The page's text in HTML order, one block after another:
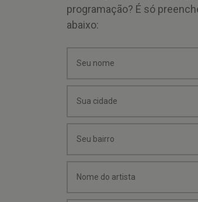
programação? É só
abaixo: